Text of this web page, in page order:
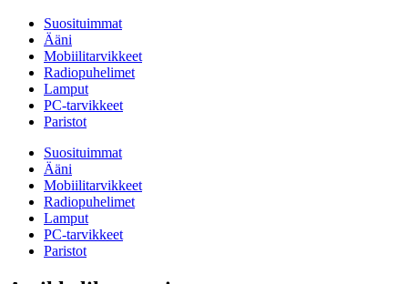
Suosituimmat
Ääni
Mobiilitarvikkeet
Radiopuhelimet
Lamput
PC-tarvikkeet
Paristot
Suosituimmat
Ääni
Mobiilitarvikkeet
Radiopuhelimet
Lamput
PC-tarvikkeet
Paristot